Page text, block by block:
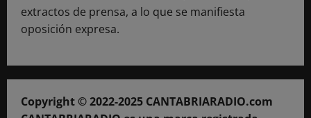
extractos de prensa, a lo que se manifiesta
oposición expresa.
Copyright © 2022-2025 CANTABRIARADIO.com